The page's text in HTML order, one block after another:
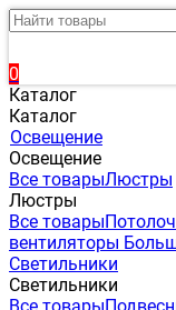
0
Каталог
Каталог
Освещение
Освещение
Все товарыЛюстры
Люстры
Все товары
вентиляторы
Светильники
Светильники